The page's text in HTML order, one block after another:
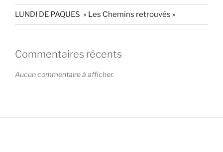
LUNDI DE PAQUES » Les Chemins retrouvés »
Commentaires récents
Aucun commentaire à afficher.